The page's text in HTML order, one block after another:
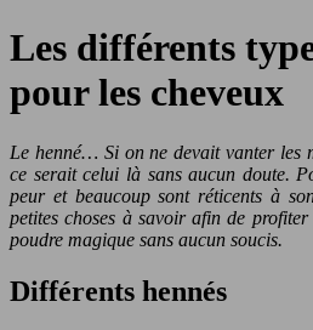
Les différents
pour les cheveux
Le henné… Si on ne devait vanter les
ce serait celui là sans aucun doute.
peur et beaucoup sont réticents à
petites choses à savoir afin de
poudre magique sans aucun soucis.
Différents hennés